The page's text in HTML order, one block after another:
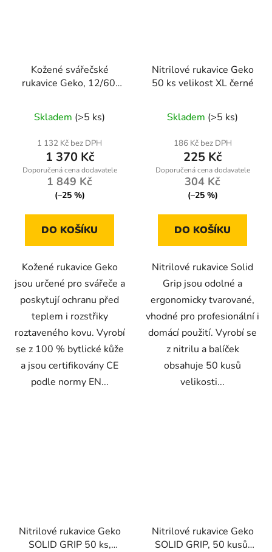
Kožené svářečské
rukavice Geko, 12/60,
Skladem (>5 ks)
1 132 Kč bez DPH
1 370 Kč
1 849 Kč
(–25 %)
DO KOŠÍKU
Kožené rukavice Geko
jsou určené pro svářeče a
poskytují ochranu před
teplem i rozstřiky
roztaveného kovu. Vyrobí
se z 100 % bytlické kůže
a jsou certifikovány CE
podle normy EN...
Nitrilové rukavice Geko
50 ks velikost XL černé
Skladem (>5 ks)
186 Kč bez DPH
225 Kč
304 Kč
(–25 %)
DO KOŠÍKU
Nitrilové rukavice Solid
Grip jsou odolné a
ergonomicky tvarované,
vhodné pro profesionální i
domácí použití. Vyrobí se
z nitrilu a balíček
obsahuje 50 kusů
velikosti...
Nitrilové rukavice Geko
SOLID GRIP 50 ks,
Nitrilové rukavice Geko
SOLID GRIP, 50 kusů,